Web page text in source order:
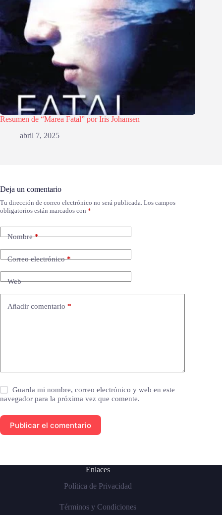
Resumen de “Marea Fatal” por Iris Johansen
abril 7, 2025
Deja un comentario
Tu dirección de correo electrónico no será publicada. Los campos
obligatorios están marcados con *
Nombre*
Correo electrónico*
Web
Añadir comentario *
Guarda mi nombre, correo electrónico y web en este
navegador para la próxima vez que comente.
Publicar el comentario
Enlaces
Política de Privacidad
Términos y Condiciones